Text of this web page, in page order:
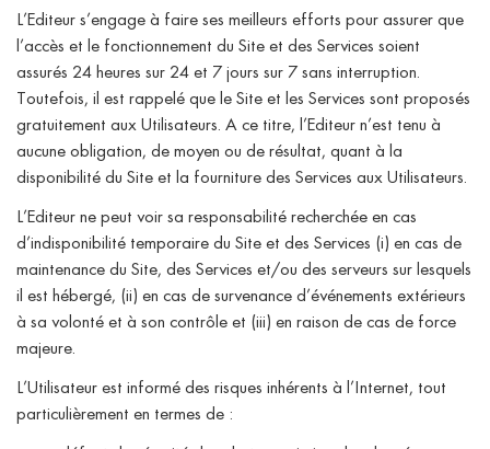
L’Editeur s’engage à faire ses meilleurs efforts pour assurer que
l’accès et le fonctionnement du Site et des Services soient
assurés 24 heures sur 24 et 7 jours sur 7 sans interruption.
Toutefois, il est rappelé que le Site et les Services sont proposés
gratuitement aux Utilisateurs. A ce titre, l’Editeur n’est tenu à
aucune obligation, de moyen ou de résultat, quant à la
disponibilité du Site et la fourniture des Services aux Utilisateurs.
L’Editeur ne peut voir sa responsabilité recherchée en cas
d’indisponibilité temporaire du Site et des Services (i) en cas de
maintenance du Site, des Services et/ou des serveurs sur lesquels
il est hébergé, (ii) en cas de survenance d’événements extérieurs
à sa volonté et à son contrôle et (iii) en raison de cas de force
majeure.
L’Utilisateur est informé des risques inhérents à l’Internet, tout
particulièrement en termes de :